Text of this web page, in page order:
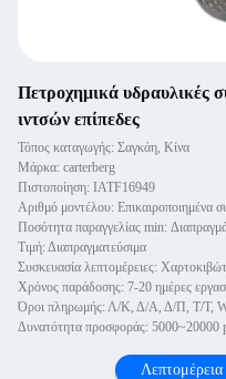
Πετροχημικά υδραυλικές
ιντσών επίπεδες
Τόπος καταγωγής: Σαγκάη, Κίνα
Μάρκα: carterberg
Πιστοποίηση: IATF16949
Αριθμό μοντέλου: Επικαιροποιημένα
Ποσότητα παραγγελίας min:
Τιμή: Διαπραγματεύσιμα
Συσκευασία λεπτομέρειες:
Χρόνος παράδοσης: 7-20 ημέρες
Όροι πληρωμής: Λ/Κ, Δ/Α, Δ/Π, Τ/Τ,
Δυνατότητα προσφοράς: 5000~20000
Λεπτομέρεια